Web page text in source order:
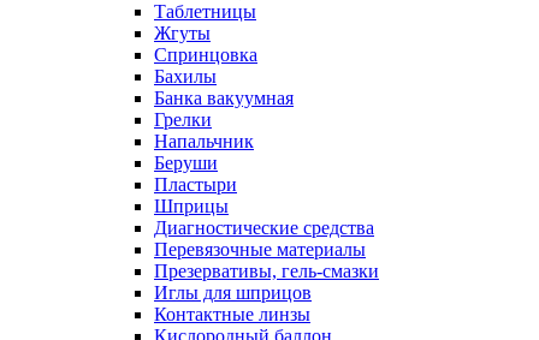
Таблетницы
Жгуты
Спринцовка
Бахилы
Банка вакуумная
Грелки
Напальчник
Беруши
Пластыри
Шприцы
Диагностические средства
Перевязочные материалы
Презервативы, гель-смазки
Иглы для шприцов
Контактные линзы
Кислородный баллон